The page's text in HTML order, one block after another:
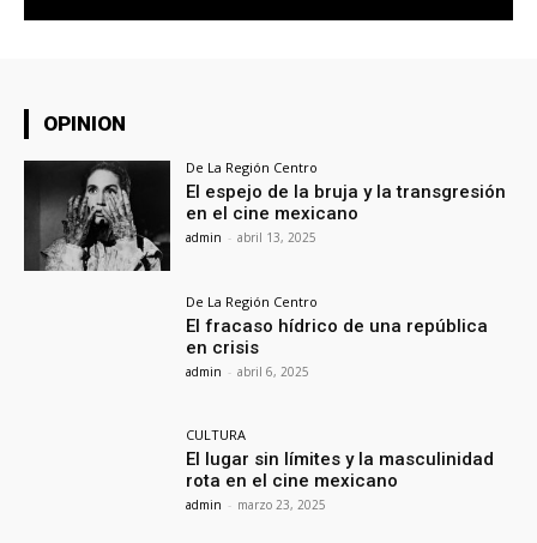
OPINION
De La Región Centro
El espejo de la bruja y la transgresión
en el cine mexicano
admin - abril 13, 2025
De La Región Centro
El fracaso hídrico de una república
en crisis
admin - abril 6, 2025
CULTURA
El lugar sin límites y la masculinidad
rota en el cine mexicano
admin - marzo 23, 2025